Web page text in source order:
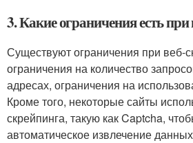
3. Какие ограничения есть при
Существуют ограничения при веб-
ограничения на количество
адресах, ограничения на
Кроме того, некоторые сайты
скрейпинга, такую как Captcha,
автоматическое извлечение